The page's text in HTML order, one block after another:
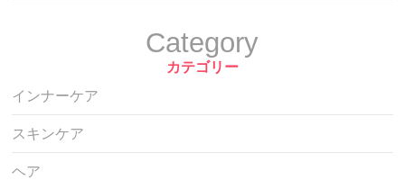
Category
カテゴリー
インナーケア
スキンケア
ヘア